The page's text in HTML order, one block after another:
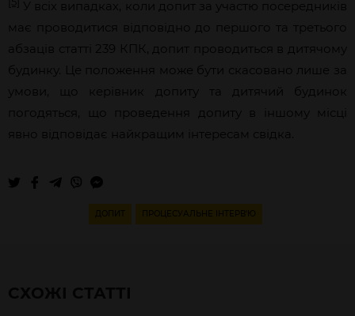
У всіх випадках, коли допит за участю посередників
має проводитися відповідно до першого та третього
абзаців статті 239 КПК, допит проводиться в дитячому
будинку. Це положення може бути скасовано лише за
умови, що керівник допиту та дитячий будинок
погодяться, що проведення допиту в іншому місці
явно відповідає найкращим інтересам свідка.
ДОПИТ ПРОЦЕСУАЛЬНЕ ІНТЕРВ'Ю